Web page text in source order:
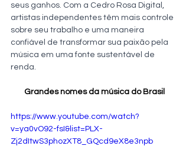
seus ganhos. Com a Cedro Rosa Digital,
artistas independentes têm mais controle
sobre seu trabalho e uma maneira
confiável de transformar sua paixão pela
música em uma fonte sustentável de
renda.
Grandes nomes da música do Brasil
https://www.youtube.com/watch?
v=ya0vO92-fsI&list=PLX-
Zj2dItwS3phozXT8_GQcd9eX8e3npb